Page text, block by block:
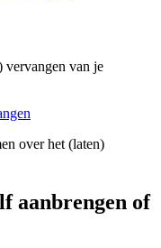
vervangen van je
over het (laten)
aanbrengen of